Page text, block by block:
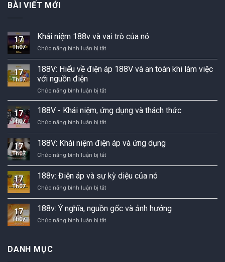
BÀI VIẾT MỚI
17
Th07
Khái niệm 188v và vai trò của nó
Chức năng bình luận bị tắtKhái
188v
và
trò
của
nó
17
Th07
188V: Hiểu về điện áp 188V và an toàn khi làm việc
với nguồn điện
Chức năng bình luận bị tắt188V:
Hiểu
về
điện
áp
188V
và
toàn
khi
làm
điện
17
Th07
188V - Khái niệm, ứng dụng và thách thức
Chức năng bình luận bị tắt188V
Khái
niệm,
ứng
dụng
và
thách
thức
17
Th07
188V: Khái niệm điện áp và ứng dụng
Chức năng bình luận bị tắt188V:
niệm
điện
áp
và
ứng
dụng
17
Th07
188v: Điện áp và sự kỳ diệu của nó
Chức năng bình luận bị tắt188v:
và
sự
17
Th07
188v: Ý nghĩa, nguồn gốc và ảnh hưởng
Chức năng bình luận bị tắt188v:
DANH MỤC